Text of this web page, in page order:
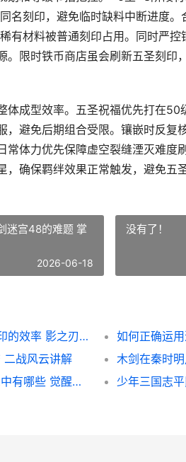
名刻印，避免临时缺料中断进度
有材料被普通刻印占用。同时严
。限时铁币商店虽会刷新五圣刻印
成型效率。五圣祝福优先打在50
，避免后期组合受限。镶嵌时反
体力优先保障虚空裂缝湮灭难度
确保羁绊效果正常触发，避免五
迷宫48的难题 掌
2026-06-18
没有了！
如何提高影之刃3中五圣祝福刻印的效率 影之刃技巧
二战风云讲解
学习觉醒技能的方式在影之刃三中有哪些 觉醒技获得的技能是一直使用吗